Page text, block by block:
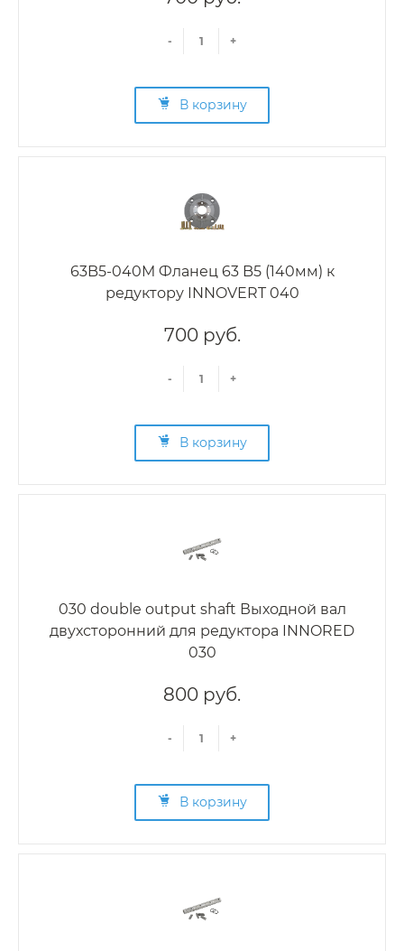
- +
В корзину
63B5-040M Фланец 63 B5 (140мм) к
редуктору INNOVERT 040
700 руб.
- +
В корзину
030 double output shaft Выходной вал
двухсторонний для редуктора INNORED
030
800 руб.
- +
В корзину